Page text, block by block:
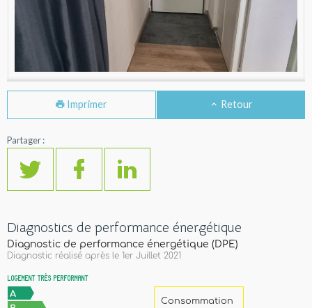
Imprimer Retour
Partager :
Diagnostics de performance énergétique